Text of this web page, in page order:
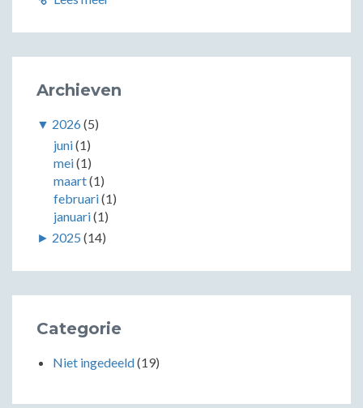
Archieven
▼ 2026(5)
juni(1)
mei(1)
maart(1)
februari(1)
januari(1)
► 2025 (14)
Categorie
Niet ingedeeld(19)